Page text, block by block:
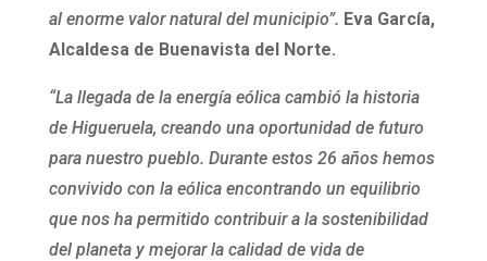
al enorme valor natural del municipio”. Eva García,
Alcaldesa de Buenavista del Norte.
“La llegada de la energía eólica cambió la historia
de Higueruela, creando una oportunidad de futuro
para nuestro pueblo. Durante estos 26 años hemos
convivido con la eólica encontrando un equilibrio
que nos ha permitido contribuir a la sostenibilidad
del planeta y mejorar la calidad de vida de